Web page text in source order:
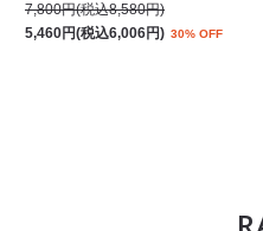
7,800円(税込8,580円)
5,460円(税込6,006円) 30% OFF